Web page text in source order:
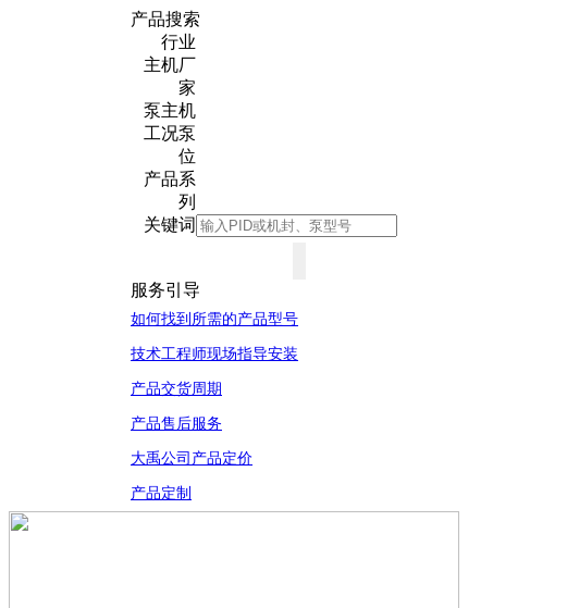
产品搜索
行业
主机厂
家
泵主机
工况泵
位
产品系
列
关键词
服务引导
如何找到所需的产品型号
技术工程师现场指导安装
产品交货周期
产品售后服务
大禹公司产品定价
产品定制